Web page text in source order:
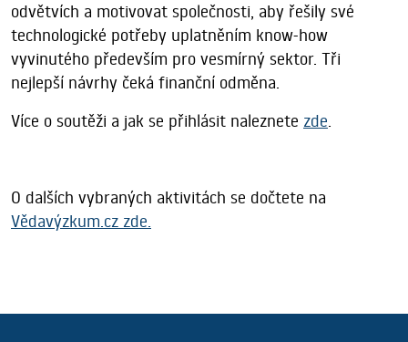
odvětvích a motivovat společnosti, aby řešily své
technologické potřeby uplatněním know-how
vyvinutého především pro vesmírný sektor. Tři
nejlepší návrhy čeká finanční odměna.
Více o soutěži a jak se přihlásit naleznete zde.
O dalších vybraných aktivitách se dočtete na
Vědavýzkum.cz zde.